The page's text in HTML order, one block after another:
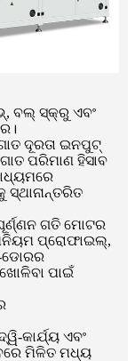
ବଲ୍ ସ୍କ୍ରୁ ଏବଂ
ଦୂରତା ଇନପୁଟ୍
ପରିମାଣ ହିସାବ
ସ୍ଥାନାନ୍ତରିତ
ଗତି ମୋଟର
ପ୍ରୋଫାଇଲ୍,
ଡୋରର
ପାଇଁ
କାର୍ଯ୍ୟ ଏବଂ
ମିଳିତ ମଧ୍ୟ